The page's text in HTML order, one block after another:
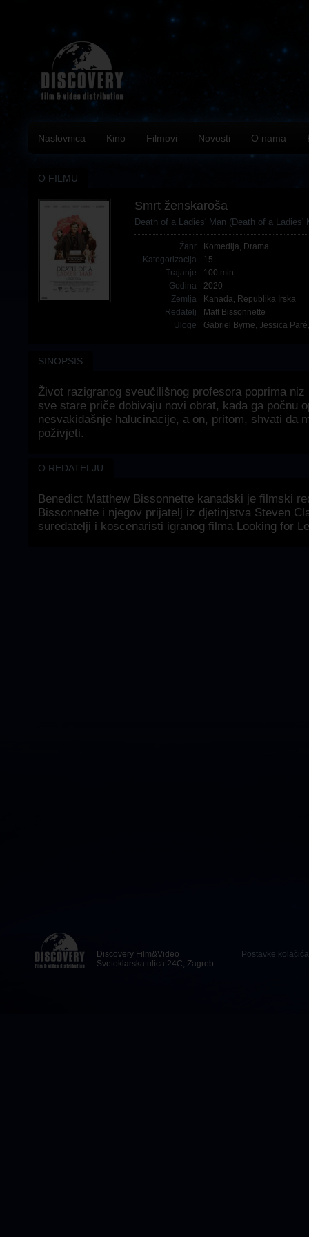
Naslovnica Kino Filmovi Novosti O nama
O FILMU
Smrt ženskaroša
Death of a Ladies' Man (Death of a Ladies'
Žanr Komedija, Drama
Kategorizacija
15
Trajanje
100 min.
Godina
2020
Zemlja
Kanada, Republika Irska
Redatelj
Matt Bissonnette
Uloge
Gabriel Byrne, Jessica Paré
SINOPSIS
Život razigranog sveučilišnog profesora poprima
sve stare priče dobivaju novi obrat, kada ga počnu
nesvakidašnje halucinacije, a on, pritom, shvati da
poživjeti.
O REDATELJU
Benedict Matthew Bissonnette kanadski je filmski
Bissonnette i njegov prijatelj iz djetinjstva Steven
suredatelji i koscenaristi igranog filma Looking for
Discovery Film&Video
Svetoklarska ulica 24C, Zagreb
Postavke kolačića